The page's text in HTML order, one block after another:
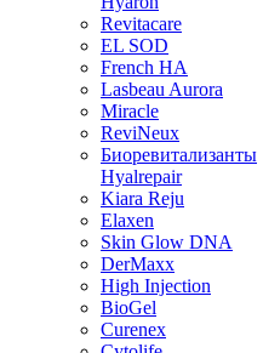
Revitacare
EL SOD
French HA
Lasbeau Aurora
Miracle
ReviNeux
Биоревитализанты
Hyalrepair
Kiara Reju
Elaxen
Skin Glow DNA
DerMaxx
High Injection
BioGel
Curenex